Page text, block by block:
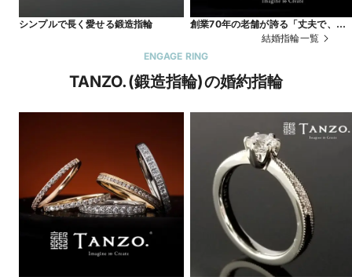
シンプルで長く愛せる鍛造指輪
創業70年の老舗が誇る「丈夫で、傷
つきづらい」鍛造製法で名品リングを
結婚指輪一覧
ENGAGE RING
TANZO.(鍛造指輪)の婚約指輪